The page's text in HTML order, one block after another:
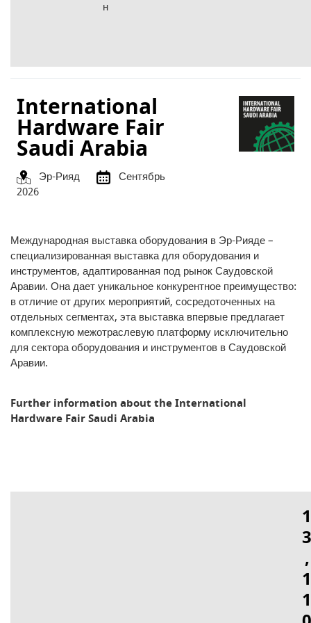
н
International
Hardware Fair
Saudi Arabia
Эр-Рияд
Сентябрь
2026
Международная выставка оборудования в Эр-Рияде –
специализированная выставка для оборудования и
инструментов, адаптированная под рынок Саудовской
Аравии. Она дает уникальное конкурентное преимущество:
в отличие от других мероприятий, сосредоточенных на
отдельных сегментах, эта выставка впервые предлагает
комплексную межотраслевую платформу исключительно
для сектора оборудования и инструментов в Саудовской
Аравии.
Further information about the International
Hardware Fair Saudi Arabia
1
3
,
1
1